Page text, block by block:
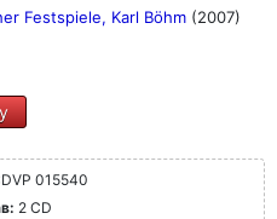
Festspiele, Karl Böhm (2007)
015540
2 CD